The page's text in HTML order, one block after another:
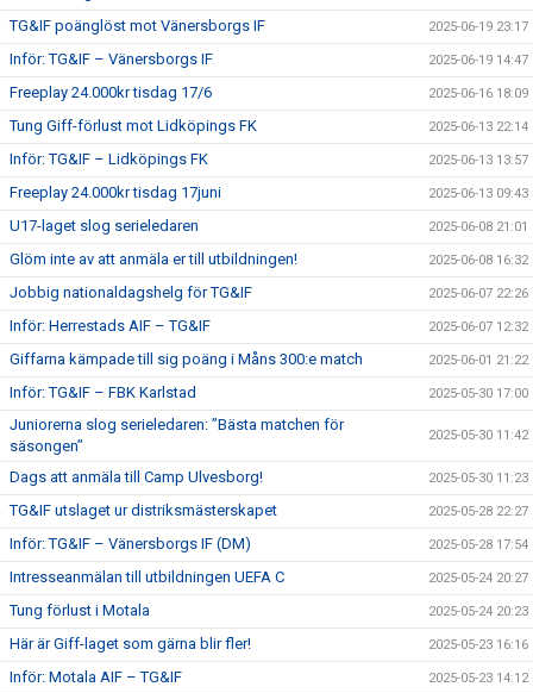
TG&IF poänglöst mot Vänersborgs IF 2025-06-19 23:17
Inför: TG&IF – Vänersborgs IF 2025-06-19 14:47
Freeplay 24.000kr tisdag 17/6 2025-06-16 18:09
Tung Giff-förlust mot Lidköpings FK 2025-06-13 22:14
Inför: TG&IF – Lidköpings FK 2025-06-13 13:57
Freeplay 24.000kr tisdag 17juni 2025-06-13 09:43
U17-laget slog serieledaren 2025-06-08 21:01
Glöm inte av att anmäla er till utbildningen! 2025-06-08 16:32
Jobbig nationaldagshelg för TG&IF 2025-06-07 22:26
Inför: Herrestads AIF – TG&IF 2025-06-07 12:32
Giffarna kämpade till sig poäng i Måns 300:e match 2025-06-01 21:22
Inför: TG&IF – FBK Karlstad 2025-05-30 17:00
Juniorerna slog serieledaren: ”Bästa matchen för
säsongen”
2025-05-30 11:42
Dags att anmäla till Camp Ulvesborg! 2025-05-30 11:23
TG&IF utslaget ur distriksmästerskapet 2025-05-28 22:27
Inför: TG&IF – Vänersborgs IF (DM) 2025-05-28 17:54
Intresseanmälan till utbildningen UEFA C 2025-05-24 20:27
Tung förlust i Motala 2025-05-24 20:23
Här är Giff-laget som gärna blir fler! 2025-05-23 16:16
Inför: Motala AIF – TG&IF 2025-05-23 14:12